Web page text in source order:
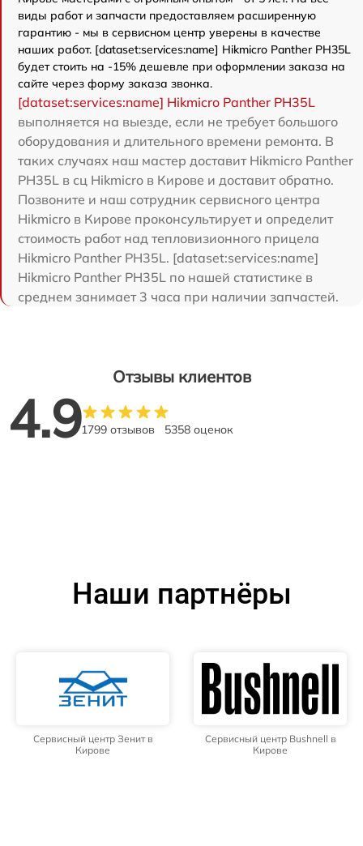
виды работ и запчасти предоставляем расширенную
гарантию - мы в сервисном центр уверены в качестве
наших работ. [dataset:services:name] Hikmicro Panther PH35L
будет стоить на -15% дешевле при оформлении заказа на
сайте через форму заказа звонка.
[dataset:services:name] Hikmicro Panther PH35L
выполняется на выезде, если не требует большого
оборудования и длительного времени ремонта. В
таких случаях наш мастер доставит Hikmicro Panther
PH35L в сц Hikmicro в Кирове и доставит обратно.
Позвоните и наш сотрудник сервисного центра
Hikmicro в Кирове проконсультирует и определит
стоимость работ над тепловизионного прицела
Hikmicro Panther PH35L. [dataset:services:name]
Hikmicro Panther PH35L по нашей статистике в
среднем занимает 3 часа при наличии запчастей.
Отзывы клиентов
4.91799 отзывов 5358 оценок
Наши партнёры
Сервисный центр Зенит в
Кирове
Сервисный центр Bushnell в
Кирове